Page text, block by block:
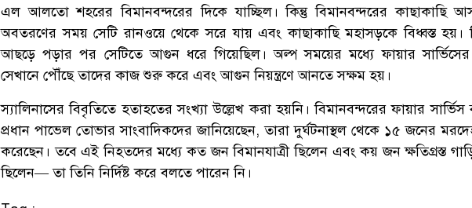
এল আলতো শহরের বিমানবন্দরের দিকে যাচ্ছিল। কিন্তু বিমানবন্দরের কাছাকাছি
অবতরণের সময় সেটি রানওয়ে থেকে সরে যায় এবং কাছাকাছি মহাসড়কে বিধ্বস্ত হয়।
আছড়ে পড়ার পর সেটিতে আগুন ধরে গিয়েছিল। অল্প সময়ের মধ্যে ফায়ার
সেখানে পৌঁছে তাদের কাজ শুরু করে এবং আগুন নিয়ন্ত্রণে আনতে সক্ষম হয়।
স্যালিনাসের বিবৃতিতে হতাহতের সংখ্যা উল্লেখ করা হয়নি। বিমানবন্দরের ফায়ার সার্ভিস
প্রধান পাভেল তোভার সাংবাদিকদের জানিয়েছেন, তারা দুর্ঘটনাস্থল থেকে ১৫ জনের
করেছেন। তবে এই নিহতদের মধ্যে কত জন বিমানযাত্রী ছিলেন এবং কয় জন ক্ষতিগ্রস্ত
ছিলেন— তা তিনি নির্দিষ্ট করে বলতে পারেন নি।